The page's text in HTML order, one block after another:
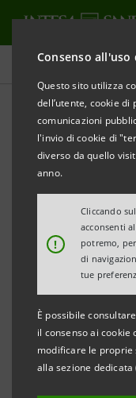
Consenso all'uso
Questo sito utilizza
dell’utente, cookie
comunicazioni
l'invio di cookie di
diverso da quello
anno.
!
Cliccando
acconsenti
potremo,
di
tue
È possibile
il consenso ai
modificare le proprie
alla sezione dedicata
Comunicati stampa
STAMPA AGGIORNA
INTESA
PER
Torino, Milano, 20
effettuato oggi
un portafoglio di
per 5.860 milioni
Finance, nel
della già elevata
presso le Banche
nel comunicato